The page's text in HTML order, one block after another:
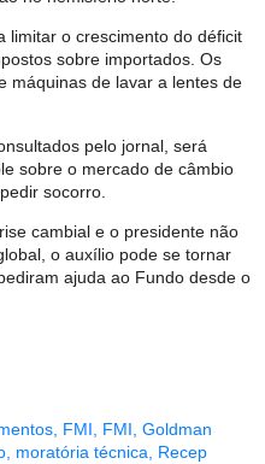
limitar o crescimento do déficit
sobre importados. Os
máquinas de lavar a lentes de
pelo jornal, será
sobre o mercado de câmbio
socorro.
cambial e o presidente não
o auxílio pode se tornar
ajuda ao Fundo desde o
FMI FMI Goldman
moratória técnica
Recep